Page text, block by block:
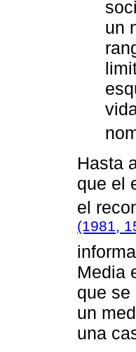
un
Hasta
que el
el
(1981,
Media
que se
un
una